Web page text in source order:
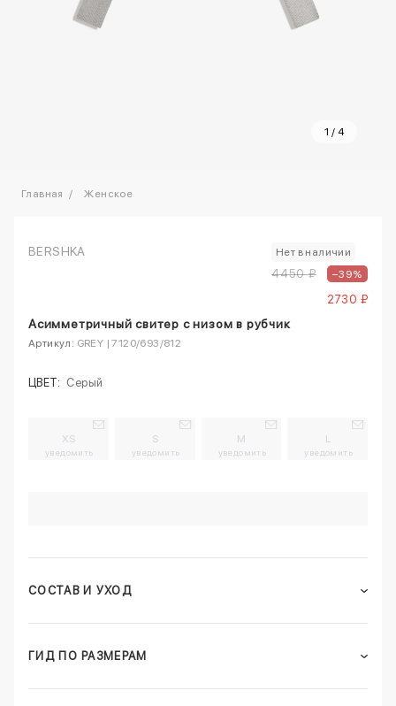
1 / 4
Главная Женское
BERSHKA Нет в наличии
4450 ₽ –39%
2730 ₽
Асимметричный свитер с низом в рубчик
Артикул: GREY | 7120/693/812
ЦВЕТ: Серый
XS
уведомить
S
уведомить
M
уведомить
L
уведомить
СОСТАВ И УХОД
ГИД ПО РАЗМЕРАМ